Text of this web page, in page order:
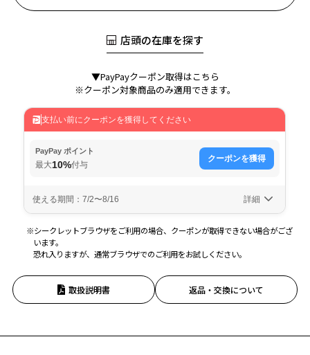
店頭の在庫を探す
▼PayPayクーポン取得はこちら
※クーポン対象商品のみ適用できます。
※シークレットブラウザをご利用の場合、クーポンが取得できない場合がござ
います。
恐れ入りますが、通常ブラウザでのご利用をお試しください。
取扱説明書 返品・交換について